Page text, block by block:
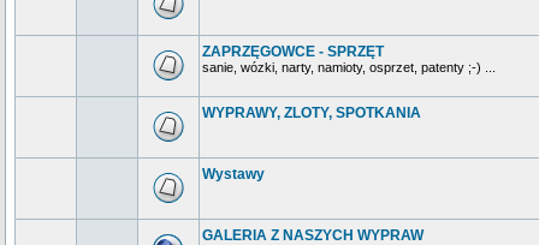
ZAPRZĘGOWCE - SPRZĘT
sanie, wózki, narty, namioty, osprzet, patenty ;-) ...
WYPRAWY, ZLOTY, SPOTKANIA
Wystawy
GALERIA Z NASZYCH WYPRAW